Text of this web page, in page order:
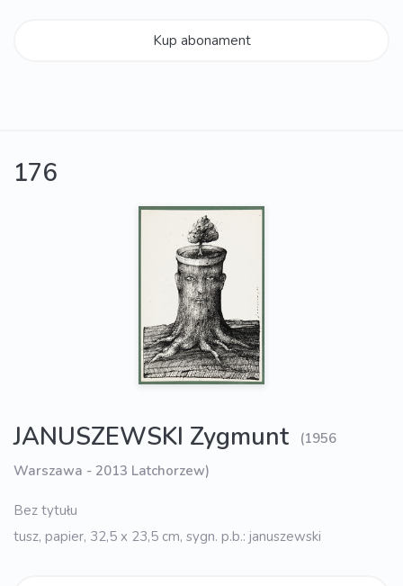
Kup abonament
176
JANUSZEWSKI Zygmunt
(1956
Warszawa - 2013 Latchorzew)
Bez tytułu
tusz, papier, 32,5 x 23,5 cm, sygn. p.b.: januszewski